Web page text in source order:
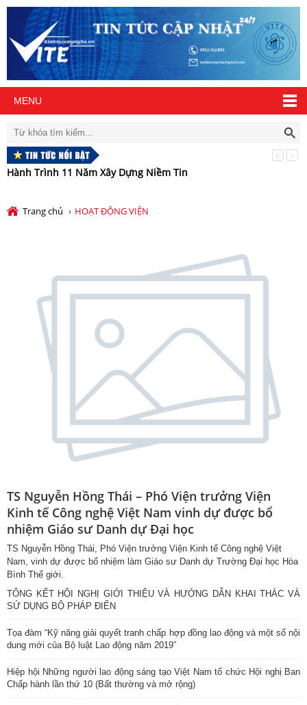
MENU
Hành Trình 11 Năm Xây Dựng Niềm Tin
Trang chủ › HOẠT ĐỘNG VIỆN
TS Nguyễn Hồng Thái – Phó Viện trưởng Viện
Kinh tế Công nghệ Việt Nam vinh dự được bổ
nhiệm Giáo sư Danh dự Đại học
TS Nguyễn Hồng Thái, Phó Viện trưởng Viện Kinh tế Công nghệ Việt
Nam, vinh dự được bổ nhiệm làm Giáo sư Danh dự Trường Đại học Hòa
Bình Thế giới.
TỔNG KẾT HỘI NGHỊ GIỚI THIỆU VÀ HƯỚNG DẪN KHAI THÁC VÀ
SỬ DỤNG BỘ PHÁP ĐIỂN
Tọa đàm “Kỹ năng giải quyết tranh chấp hợp đồng lao động và một số nội
dung mới của Bộ luật Lao động năm 2019”
Hiệp hội Những người lao động sáng tạo Việt Nam tổ chức Hội nghị Ban
Chấp hành lần thứ 10 (Bất thường và mở rộng)